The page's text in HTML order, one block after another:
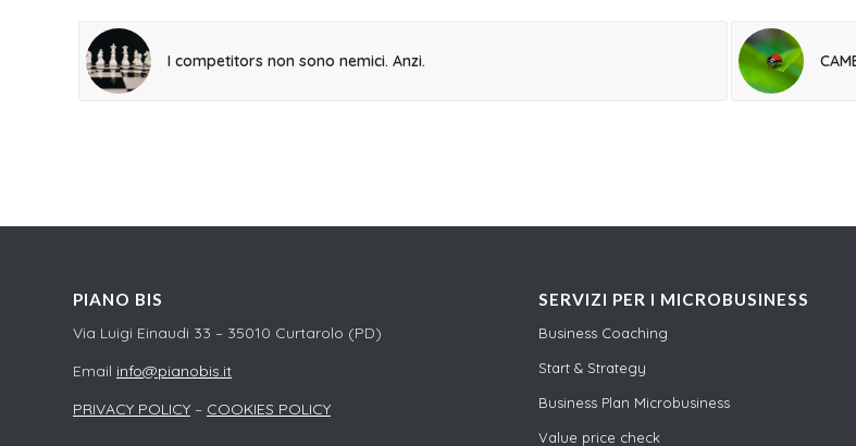
I competitors non sono nemici. Anzi.
PIANO BIS
Via Luigi Einaudi 33 – 35010 Curtarolo (PD)
Email info@pianobis.it
PRIVACY POLICY – COOKIES POLICY
SERVIZI PER I MICROBUSINESS
Business Coaching
Start & Strategy
Business Plan Microbusiness
Value price check